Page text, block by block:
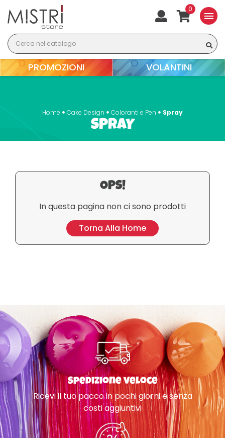
0
menu
PROMOZIONI VOLANTINI
Home Cake Design Coloranti e Pen Spray
SPRAY
OPS!
In questa pagina non ci sono prodotti
Torna Alla Home
Spedizione veloce
Ricevi il tuo pacco in pochi giorni e senza
costi aggiuntivi